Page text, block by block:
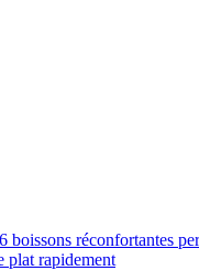
boissons réconfortantes
plat rapidement